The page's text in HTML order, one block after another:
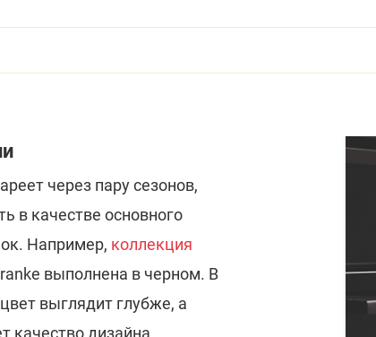
через пару сезонов,
в качестве основного
Например, коллекция
выполнена в черном. В
выглядит глубже, а
качество дизайна.